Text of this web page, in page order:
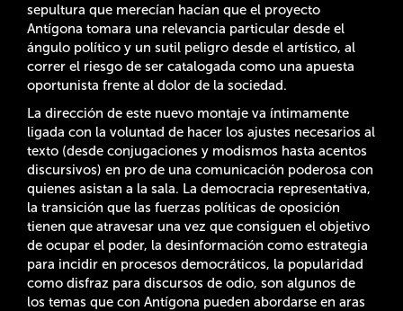
sepultura que merecían hacían que el proyecto
Antígona tomara una relevancia particular desde el
ángulo político y un sutil peligro desde el artístico, al
correr el riesgo de ser catalogada como una apuesta
oportunista frente al dolor de la sociedad.
La dirección de este nuevo montaje va íntimamente
ligada con la voluntad de hacer los ajustes necesarios al
texto (desde conjugaciones y modismos hasta acentos
discursivos) en pro de una comunicación poderosa con
quienes asistan a la sala. La democracia representativa,
la transición que las fuerzas políticas de oposición
tienen que atravesar una vez que consiguen el objetivo
de ocupar el poder, la desinformación como estrategia
para incidir en procesos democráticos, la popularidad
como disfraz para discursos de odio, son algunos de
los temas que con Antígona pueden abordarse en aras